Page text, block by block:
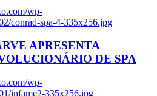
wp-
conrad-spa-4-335x256.jpg
APRESENTA
DE SPA
wp-
infame2-335x256.jpg